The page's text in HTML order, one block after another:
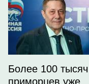
Более 100 тысяч
приморцев уже